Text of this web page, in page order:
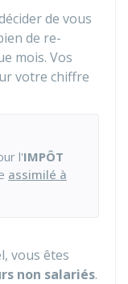
de vous
de re-
mois. Vos
votre chiffre
l'IMPÔT
assimilé à
vous êtes
non salariés.